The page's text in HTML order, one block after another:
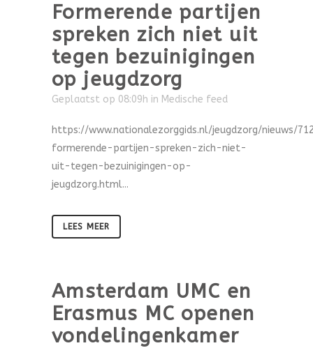
Formerende partijen
spreken zich niet uit
tegen bezuinigingen
op jeugdzorg
Geplaatst op 08:09h in Medische feed
https://www.nationalezorggids.nl/jeugdzorg/nieuws/
formerende-partijen-spreken-zich-niet-
uit-tegen-bezuinigingen-op-
jeugdzorg.html...
LEES MEER
Amsterdam UMC en
Erasmus MC openen
vondelingenkamer